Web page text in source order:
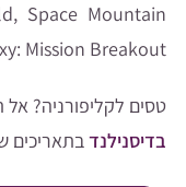
Mission Breakout!.
טסים לקליפורניה?
בדיסנילנדבתאריכים